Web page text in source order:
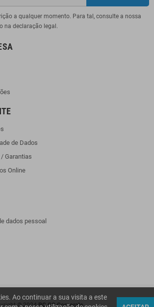
a qualquer momento. Para tal, consulte a nossa
na declaração legal.
de Dados
Garantias
Online
dados pessoal
© 2024PC GO Corporate
Ao continuar a sua visita a este